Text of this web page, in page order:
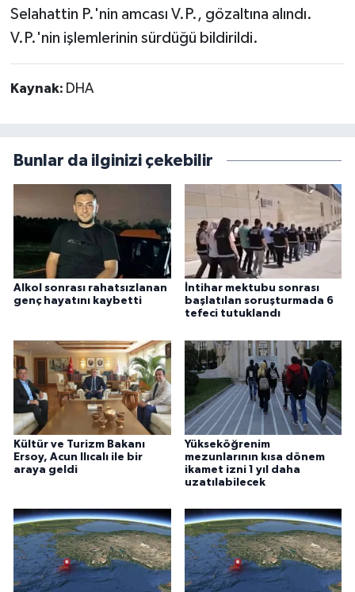
Selahattin P.'nin amcası V.P., gözaltına alındı.
V.P.'nin işlemlerinin sürdüğü bildirildi.
Kaynak: DHA
Bunlar da ilginizi çekebilir
Alkol sonrası rahatsızlanan
genç hayatını kaybetti
İntihar mektubu sonrası
başlatılan soruşturmada 6
tefeci tutuklandı
Kültür ve Turizm Bakanı
Ersoy, Acun Ilıcalı ile bir
araya geldi
Yükseköğrenim
mezunlarının kısa dönem
ikamet izni 1 yıl daha
uzatılabilecek